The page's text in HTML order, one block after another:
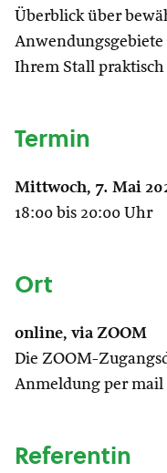
Überblick über
Ihrem Stall
Termin
Mittwoch, 7. Mai
18:00 bis 20:00 Uhr
Ort
online, via ZOOM
Die ZOOM-
Anmeldung per mail
Referentin